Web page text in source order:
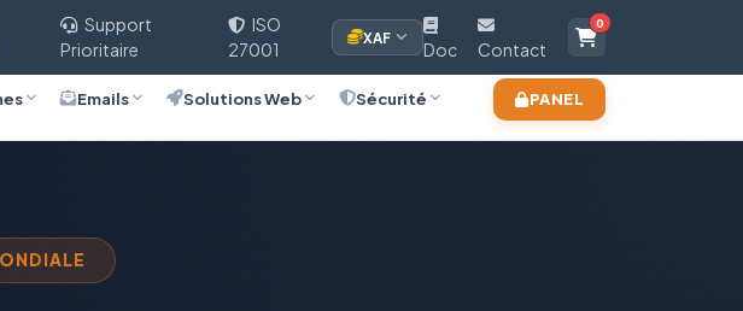
Support
Prioritaire
ISO
27001
XAF
Doc Contact
0
Emails Solutions Web Sécurité PANEL